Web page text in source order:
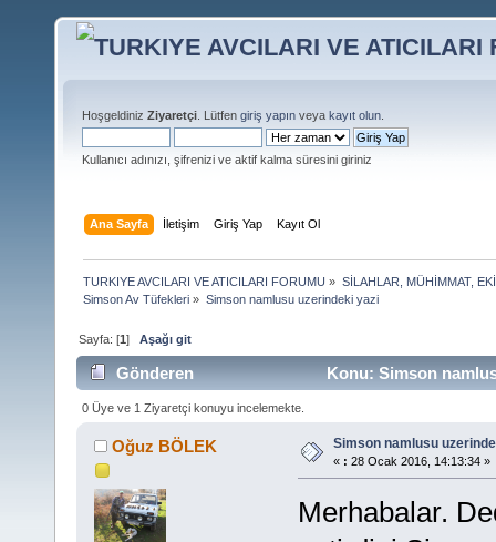
Hoşgeldiniz Ziyaretçi . Lütfen giriş yapın veya kayıt olun
Kullanıcı adınızı, şifrenizi ve aktif kalma süresini giriniz
Ana Sayfa İletişim Giriş Yap Kayıt Ol
TURKIYE AVCILARI VE ATICILARI FORUMU » SİLAHLAR, MÜHİMMAT,
Simson Av Tüfekleri » Simson namlusu uzerindeki yazi
Sayfa: [1]Aşağı git
Gönderen Konu: Simson
0 Üye ve 1 Ziyaretçi konuyu incelemekte.
Oğuz BÖLEK Simson namlusu
« : 28 Ocak 2016, 14:13:34 »
Merhabalar.